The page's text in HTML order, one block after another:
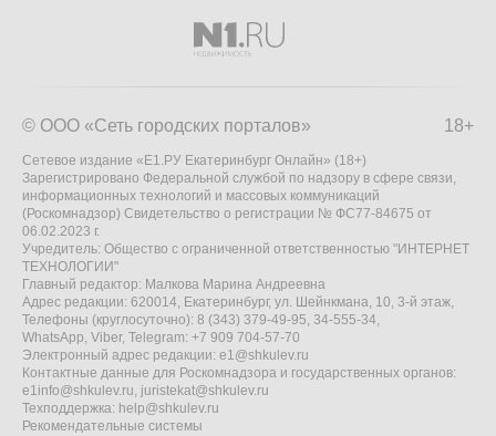
18+
© ООО «Сеть городских порталов»
Сетевое издание «Е1.РУ Екатеринбург Онлайн» (18+)
Зарегистрировано Федеральной службой по надзору в сфере связи,
информационных технологий и массовых коммуникаций
(Роскомнадзор) Свидетельство о регистрации № ФС77-84675 от
06.02.2023 г.
Учредитель: Общество с ограниченной ответственностью "ИНТЕРНЕТ
ТЕХНОЛОГИИ"
Главный редактор: Малкова Марина Андреевна
Адрес редакции: 620014, Екатеринбург, ул. Шейнкмана, 10, 3-й этаж,
Телефоны (круглосуточно): 8 (343) 379-49-95, 34-555-34,
WhatsApp, Viber, Telegram: +7 909 704-57-70
Электронный адрес редакции: e1@shkulev.ru
Контактные данные для Роскомнадзора и государственных органов:
e1info@shkulev.ru, juristekat@shkulev.ru
Техподдержка: help@shkulev.ru
Рекомендательные системы